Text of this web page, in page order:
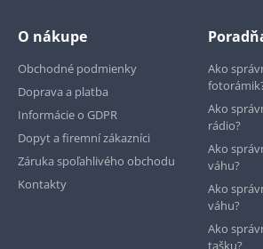
O nákupe
Obchodné podmienky
Doprava a platba
Informácie o GDPR
Dopyt a firemní zákazníci
Záruka spoľahlivého obchodu
Kontakty
Ako
Ako
rádio?
Ako
váhu?
Ako
váhu?
Ako
tašku?